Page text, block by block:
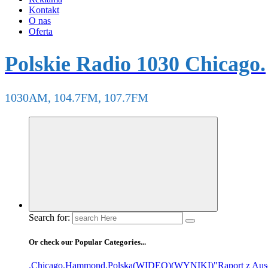
Kontakt
O nas
Oferta
Polskie Radio 1030 Chicago.
1030AM, 104.7FM, 107.7FM
Search for:
Or check our Popular Categories...
.Chicago.Hammond.Polska(WIDEO)(WYNIKI)"Raport z